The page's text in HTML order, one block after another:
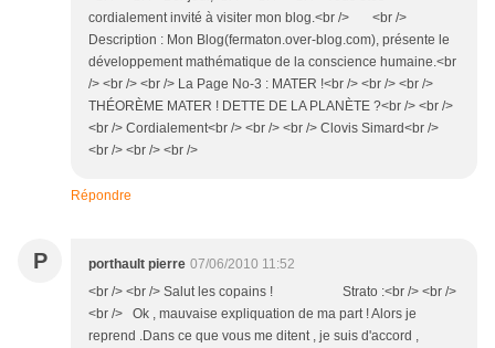
cordialement invité à visiter mon blog.<br /> <br />
Description : Mon Blog(fermaton.over-blog.com), présente le
développement mathématique de la conscience humaine.<br
/> <br /> <br /> La Page No-3 : MATER !<br /> <br /> <br />
THÉORÈME MATER ! DETTE DE LA PLANÈTE ?<br /> <br />
<br /> Cordialement<br /> <br /> <br /> Clovis Simard<br />
<br /> <br /> <br />
Répondre
P porthault pierre 07/06/2010 11:52
<br /> <br /> Salut les copains ! Strato :<br /> <br />
<br /> Ok , mauvaise expliquation de ma part ! Alors je
reprend .Dans ce que vous me ditent , je suis d'accord ,